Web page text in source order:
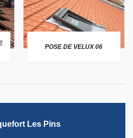
POSE DE VELUX 06
Les Pins